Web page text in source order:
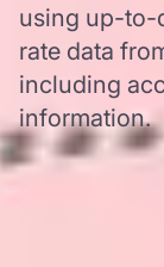
using up-to-
rate data
including
information.